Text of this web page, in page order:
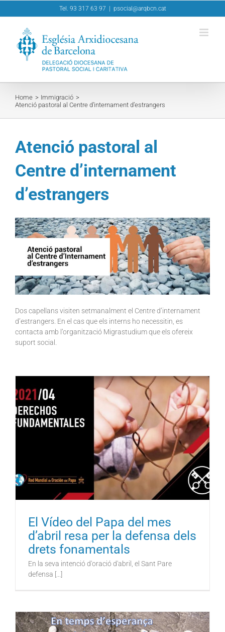
to
Tel. 93 317 63 97 psocial@arqbcn.cat
Home
Immigració
Atenció pastoral al Centre d’internament d’estrangers
Atenció pastoral al
Centre d’internament
d’estrangers
Dos capellans visiten setmanalment el Centre d’internament
d’estrangers. En el cas que els interns ho necessitin, es
contacta amb l’organització Migrastudium que els ofereix
suport social.
El Vídeo del Papa del mes
d’abril resa per la defensa dels
drets fonamentals
En la seva intenció d'oració d'abril, el Sant Pare
defensa [...]